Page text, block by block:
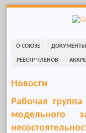
content
О СОЮЗЕ ДОКУМЕНТЫ
РЕЕСТР ЧЛЕНОВ
Новости
Рабочая
модельного